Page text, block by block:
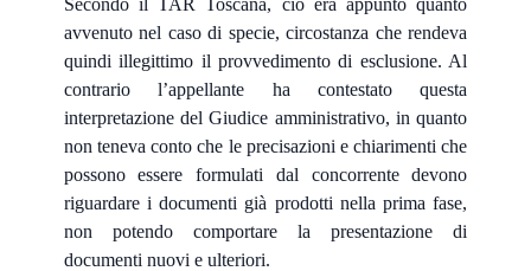
Secondo il TAR Toscana, ciò era appunto quanto
avvenuto nel caso di specie, circostanza che rendeva
quindi illegittimo il provvedimento di esclusione. Al
contrario l’appellante ha contestato questa
interpretazione del Giudice amministrativo, in quanto
non teneva conto che le precisazioni e chiarimenti che
possono essere formulati dal concorrente devono
riguardare i documenti già prodotti nella prima fase,
non potendo comportare la presentazione di
documenti nuovi e ulteriori.